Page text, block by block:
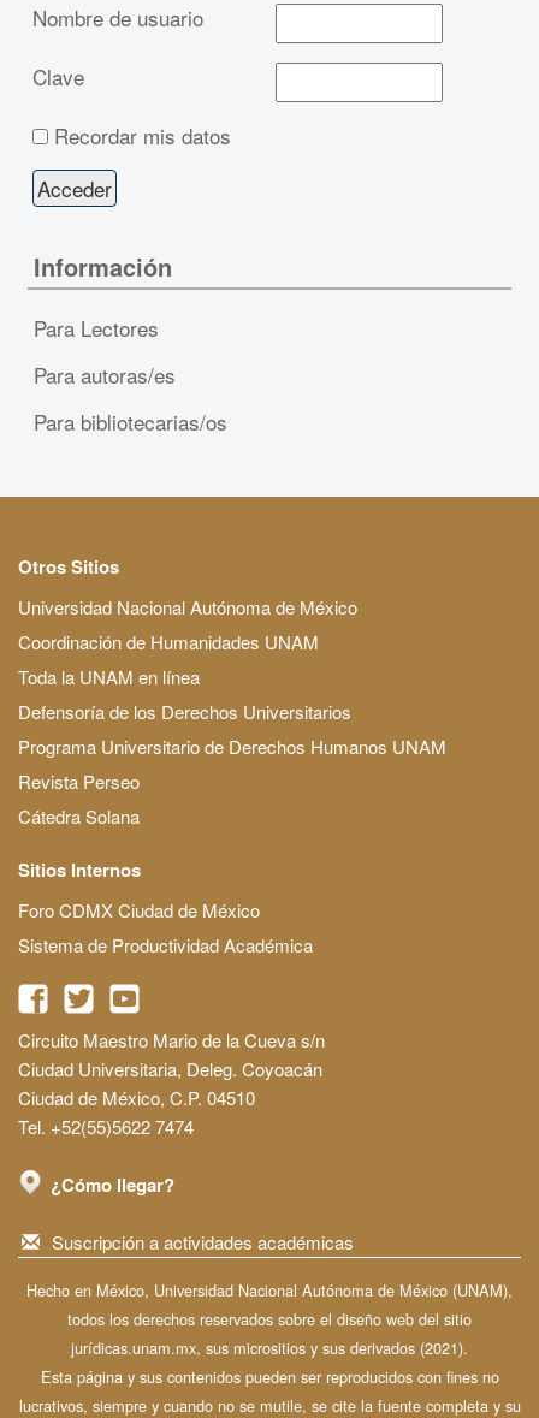
Nombre de usuario
Clave
Recordar mis datos
Información
Para Lectores
Para autoras/es
Para bibliotecarias/os
Otros Sitios
Universidad Nacional Autónoma de México
Coordinación de Humanidades UNAM
Toda la UNAM en línea
Defensoría de los Derechos Universitarios
Programa Universitario de Derechos Humanos UNAM
Revista Perseo
Cátedra Solana
Sitios Internos
Foro CDMX Ciudad de México
Sistema de Productividad Académica
Circuito Maestro Mario de la Cueva s/n
Ciudad Universitaria, Deleg. Coyoacán
Ciudad de México, C.P. 04510
Tel. +52(55)5622 7474
¿Cómo llegar?
Suscripción a actividades académicas
Hecho en México, Universidad Nacional Autónoma de México (UNAM),
todos los derechos reservados sobre el diseño web del sitio
jurídicas.unam.mx, sus micrositios y sus derivados (2021).
Esta página y sus contenidos pueden ser reproducidos con fines no
lucrativos, siempre y cuando no se mutile, se cite la fuente completa y su